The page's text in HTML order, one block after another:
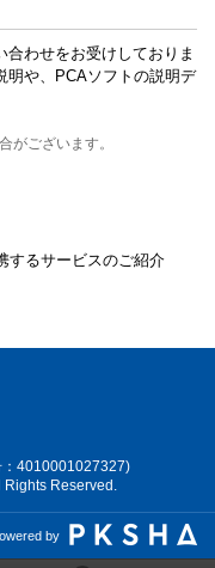
わせをお受けしておりま
明や、PCAソフトの説明デ
がございます。
するサービスのご紹介
：4010001027327)
Reserved.
by